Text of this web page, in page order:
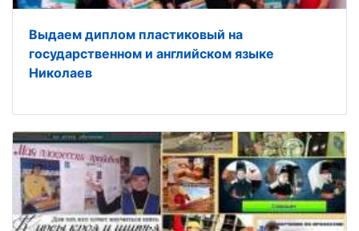
Выдаем диплом пластиковый на
государственном и английском языке
Николаев